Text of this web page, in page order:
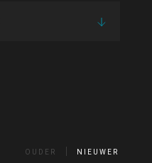
OUDER NIEUWER